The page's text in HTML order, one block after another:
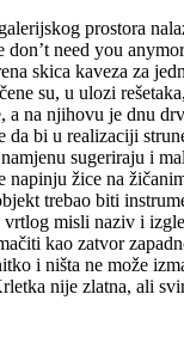
prostora
need you
skica kaveza za
su, u ulozi
a na njihovu je dnu
da bi u realizaciji
sugeriraju i
napinju žice na
trebao biti
misli naziv i
kao zatvor
i ništa ne može
nije zlatna, ali